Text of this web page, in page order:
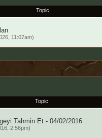
Topic
11:07am)
Topic
Tahmin Et - 04/02/2016
2:56pm)